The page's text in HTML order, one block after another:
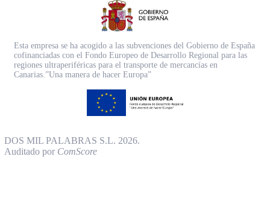
Esta empresa se ha acogido a las subvenciones del Gobierno de España
cofinanciadas con el Fondo Europeo de Desarrollo Regional para las
regiones ultraperiféricas para el transporte de mercancías en
Canarias.”Una manera de hacer Europa”
DOS MIL PALABRAS S.L. 2026.
Auditado por ComScore